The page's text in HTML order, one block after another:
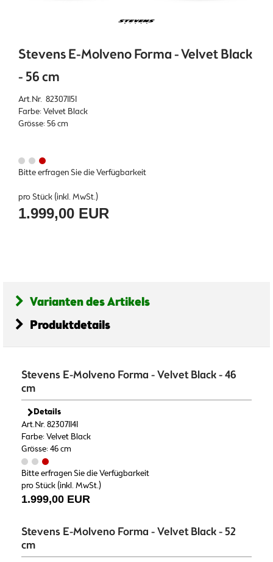
Stevens E-Molveno Forma - Velvet Black
- 56 cm
Art.Nr. 823071151
Farbe: Velvet Black
Grösse: 56 cm
Bitte erfragen Sie die Verfügbarkeit
pro Stück (inkl. MwSt.)
1.999,00 EUR
Varianten des Artikels
Produktdetails
Stevens E-Molveno Forma - Velvet Black - 46
cm
Details
Art.Nr. 823071141
Farbe: Velvet Black
Grösse: 46 cm
Bitte erfragen Sie die Verfügbarkeit
pro Stück (inkl. MwSt.)
1.999,00 EUR
Stevens E-Molveno Forma - Velvet Black - 52
cm